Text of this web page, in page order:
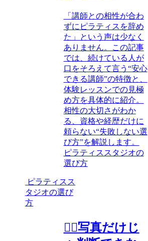
「講師との相性が合わ
ずにピラティスを辞め
た」という声は少なく
ありません。この記事
では、続けている人が
口をそろえて言う“安心
できる講師”の特徴と、
体験レッスンでの見極
め方を具体的に紹介。
相性の大切さがわか
る、資格や経歴だけに
頼らない“失敗しない選
び方”を解説します。
ピラティススタジオの
選び方
ピラティスス
タジオの選び
方
🧘‍♀️写真だけじ